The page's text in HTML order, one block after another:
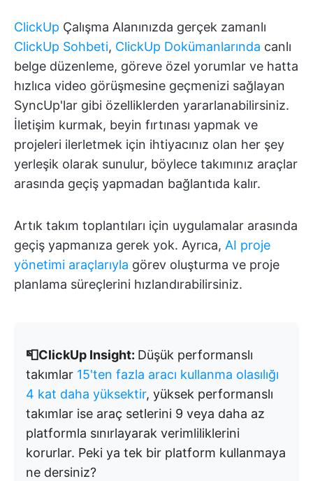
ClickUp Çalışma Alanınızda gerçek zamanlı
ClickUp Sohbeti, ClickUp Dokümanlarında canlı
belge düzenleme, göreve özel yorumlar ve hatta
hızlıca video görüşmesine geçmenizi sağlayan
SyncUp'lar gibi özelliklerden yararlanabilirsiniz.
İletişim kurmak, beyin fırtınası yapmak ve
projeleri ilerletmek için ihtiyacınız olan her şey
yerleşik olarak sunulur, böylece takımınız araçlar
arasında geçiş yapmadan bağlantıda kalır.
Artık takım toplantıları için uygulamalar arasında
geçiş yapmanıza gerek yok. Ayrıca, AI proje
yönetimi araçlarıyla görev oluşturma ve proje
planlama süreçlerini hızlandırabilirsiniz.
📮ClickUp Insight: Düşük performanslı
takımlar 15'ten fazla aracı kullanma olasılığı
4 kat daha yüksektir, yüksek performanslı
takımlar ise araç setlerini 9 veya daha az
platformla sınırlayarak verimliliklerini
korurlar. Peki ya tek bir platform kullanmaya
ne dersiniz?